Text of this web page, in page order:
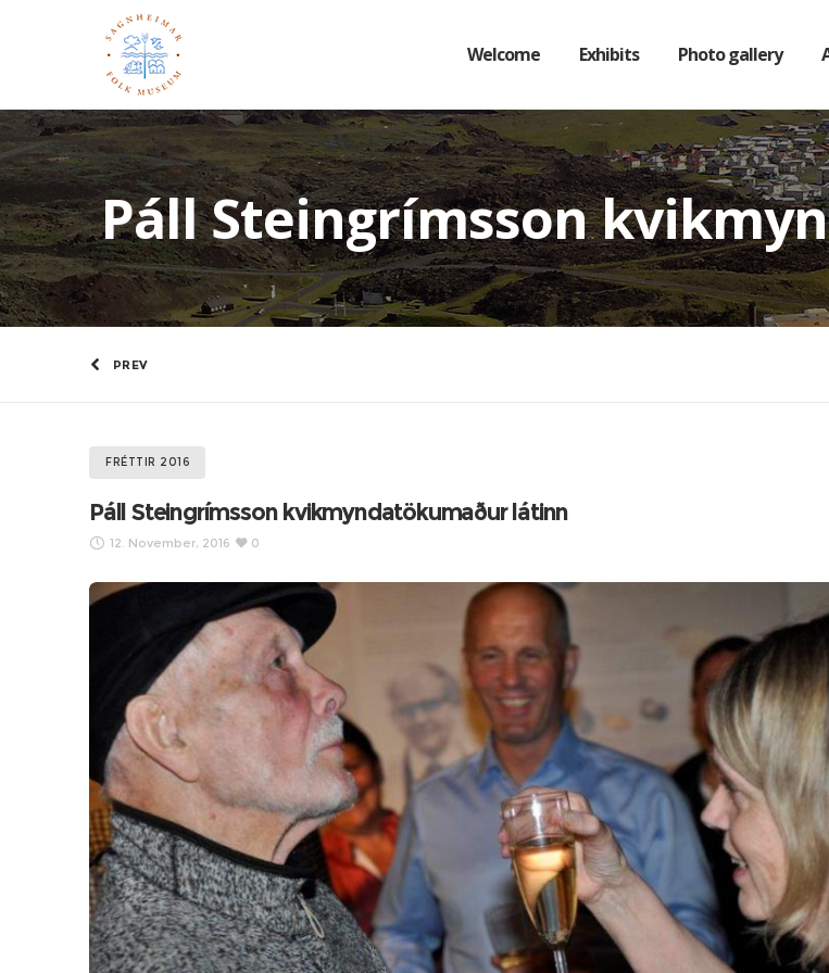
Welcome Exhibits Photo gallery
Páll Steingrímsson
PREV
FRÉTTIR 2016
Páll Steingrímsson kvikmyndatökumaður látinn
12. November, 2016 0